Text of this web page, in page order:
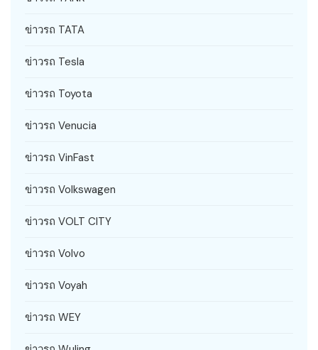
ข่าวรถ TATA
ข่าวรถ Tesla
ข่าวรถ Toyota
ข่าวรถ Venucia
ข่าวรถ VinFast
ข่าวรถ Volkswagen
ข่าวรถ VOLT CITY
ข่าวรถ Volvo
ข่าวรถ Voyah
ข่าวรถ WEY